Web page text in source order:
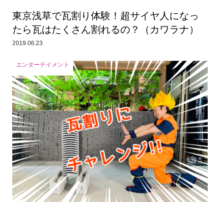
東京浅草で瓦割り体験！超サイヤ人になっ
たら瓦はたくさん割れるの？（カワラナ）
2019.06.23
エンターテイメント